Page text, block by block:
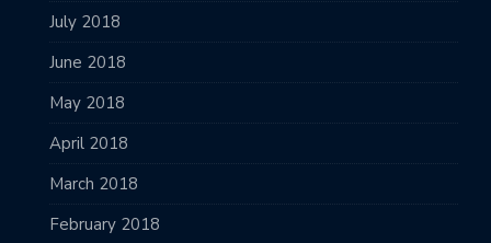
July 2018
June 2018
May 2018
April 2018
March 2018
February 2018